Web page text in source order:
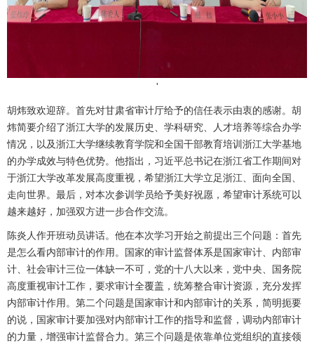
'
胡炜致欢迎辞。首先对甘肃省审计厅给予的信任表示由衷的感谢。胡
炜简要介绍了浙江大学的发展历史、学科研究、人才培养等综合办学
情况，以及浙江大学继续教育学院和全国干部教育培训浙江大学基地
的办学成效与特色优势。他指出，习近平总书记在浙江省工作期间对
于浙江大学改革发展高度重视，希望浙江大学立足浙江、面向全国、
走向世界。最后，对本次参训学员给予美好祝愿，希望审计系统可以
越来越好，加强双方进一步合作交流。
陈炎人作开班动员讲话。他在本次学习开始之前提出三个问题：首先
是怎么看内部审计的作用。国家的审计监督体系是国家审计、内部审
计、社会审计三位一体缺一不可，党的十八大以来，党中央、国务院
高度重视审计工作，要求审计全覆盖，统筹整合审计资源，充分发挥
内部审计作用。第二个问题是国家审计和内部审计的关系，简明扼要
的说，国家审计要加强对内部审计工作的指导和监督，调动内部审计
的力量，增强审计监督合力。第三个问题是依靠单位党组织的直接领